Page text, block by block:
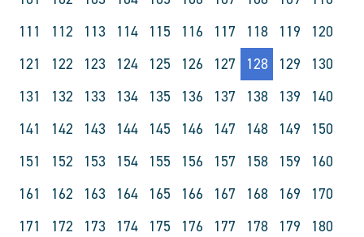
111
112 113 114 115 116 117 118 119
120
121
122 123 124 125 126 127 128 129
130
131
132 133 134 135 136 137 138 139
140
141
142 143 144 145 146 147 148 149
150
151
152 153 154 155 156 157 158 159
160
161
162 163 164 165 166 167 168 169
170
171
172 173 174 175 176 177 178 179
180